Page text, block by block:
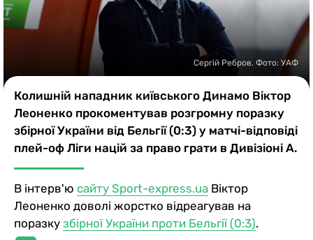
Казино
Сергій Ребров. Фото: УАФ
Колишній нападник київського Динамо Віктор
Леоненко прокоментував розгромну поразку
збірної України від Бельгії (0:3) у матчі-відповіді
плей-оф Ліги націй за право грати в Дивізіоні А.
В інтерв'ю сайту Sport-express.ua Віктор
Леоненко доволі жорстко відреагував на
поразку збірної України проти Бельгії (0:3).